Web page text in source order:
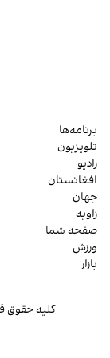
برنامه‌ها
تلویزیون
رادیو
افغانستان
جهان
زاویه
صفحه شما
ورزش
بازار
کلیه حقوق